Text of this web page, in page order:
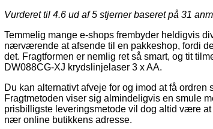
Vurderet til 4.6 ud af 5 stjerner baseret på 31
Temmelig mange e-shops frembyder heldigvis
nærværende at afsende til en pakkeshop, fordi
det. Fragtformen er nemlig ret så smart, og tit
DW088CG-XJ krydslinjelaser 3 x AA.
Du kan alternativt afveje for og imod at få
Fragtmetoden viser sig almindeligvis en smule
prisbilligste leveringsmetode vil dog altid være
nær online butikkens adresse.